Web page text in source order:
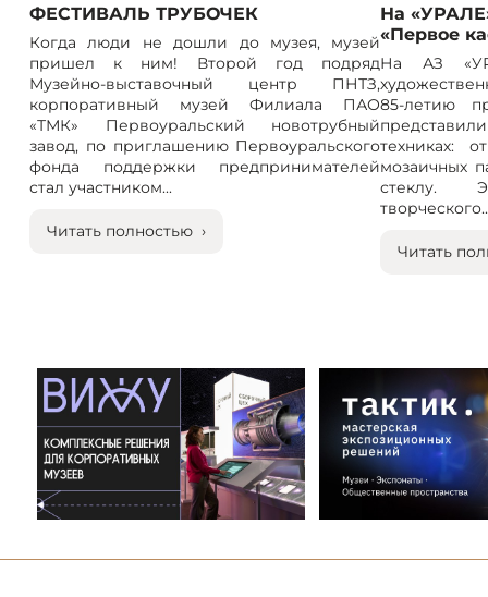
ФЕСТИВАЛЬ ТРУБОЧЕК
Когда люди не дошли до музея, музей
пришел к ним! Второй год подряд
Музейно-выставочный центр ПНТЗ,
корпоративный музей Филиала ПАО
«ТМК» Первоуральский новотрубный
завод, по приглашению Первоуральского
фонда поддержки предпринимателей
стал участником...
Читать полностью ›
На
«Первое
На АЗ
85-летию
техниках:
мозаичных
стеклу.
Читать